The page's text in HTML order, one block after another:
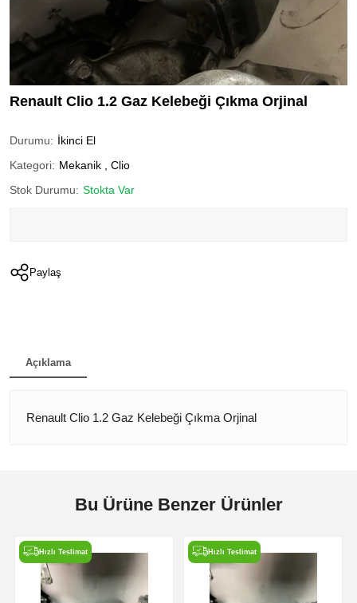
Renault Clio 1.2 Gaz Kelebeği Çıkma Orjinal
Durumu: İkinci El
Kategori: Mekanik
Clio
Stok Durumu: Stokta Var
Paylaş
Açıklama
Renault Clio 1.2 Gaz Kelebeği Çıkma Orjinal
Bu Ürüne Benzer Ürünler
Hızlı Teslimat Hızlı Teslimat